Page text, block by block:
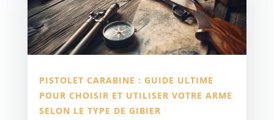
PISTOLET CARABINE : GUIDE ULTIME
POUR CHOISIR ET UTILISER VOTRE ARME
SELON LE TYPE DE GIBIER